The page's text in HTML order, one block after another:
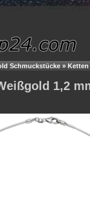
Schmuckstücke »
1,2